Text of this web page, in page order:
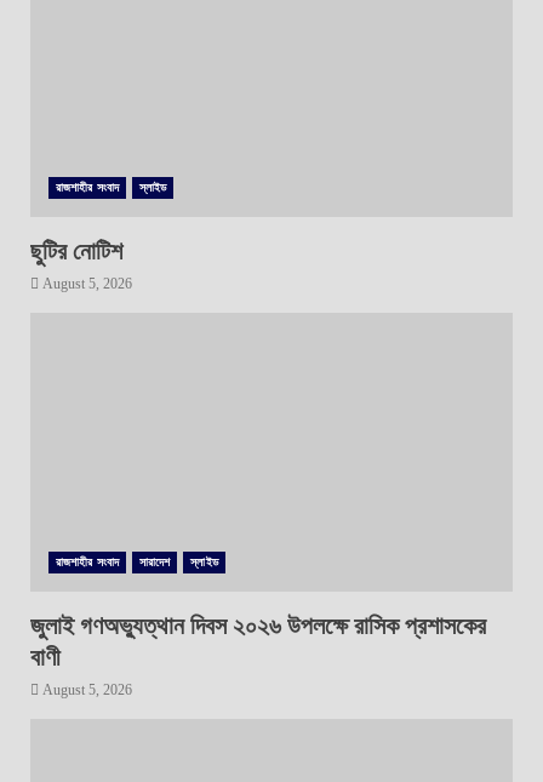
রাজশাহীর সংবাদ স্লাইড
ছুটির নোটিশ
August 5, 2026
রাজশাহীর সংবাদ সারাদেশ স্লাইড
জুলাই গণঅভ্যুত্থান দিবস ২০২৬ উপলক্ষে রাসিক প্রশাসকের
বাণী
August 5, 2026